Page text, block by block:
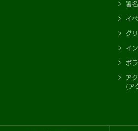
署
イ
グ
イ
ボ
ア
(ア